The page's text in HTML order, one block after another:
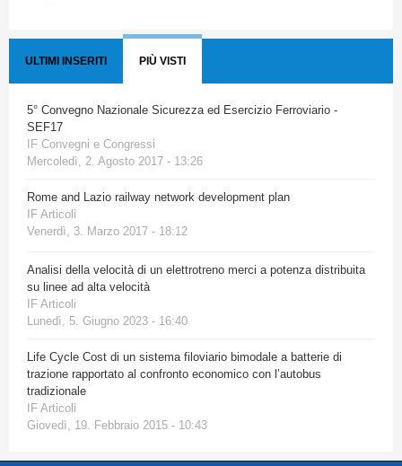
ULTIMI INSERITI PIÙ VISTI
5° Convegno Nazionale Sicurezza ed Esercizio Ferroviario -
SEF17
IF Convegni e Congressi
Mercoledì, 2. Agosto 2017 - 13:26
Rome and Lazio railway network development plan
IF Articoli
Venerdì, 3. Marzo 2017 - 18:12
Analisi della velocità di un elettrotreno merci a potenza distribuita
su linee ad alta velocità
IF Articoli
Lunedì, 5. Giugno 2023 - 16:40
Life Cycle Cost di un sistema filoviario bimodale a batterie di
trazione rapportato al confronto economico con l’autobus
tradizionale
IF Articoli
Giovedì, 19. Febbraio 2015 - 10:43